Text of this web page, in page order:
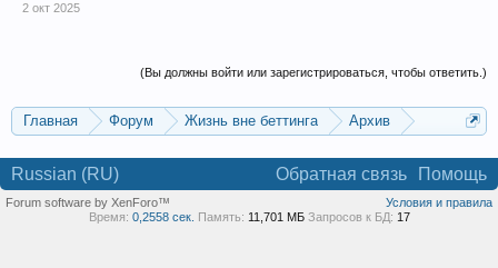
2 окт 2025
(Вы должны войти или зарегистрироваться, чтобы ответить.)
Главная Форум Жизнь вне беттинга
Архив
Russian (RU) Обратная связь Помощь
Условия и правила
Forum software by XenForo™
Время: 0,2558 сек. Память: 11,701 МБ Запросов к БД: 17